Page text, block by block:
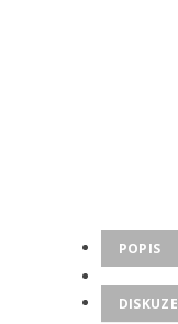
POPIS
DISKUZE